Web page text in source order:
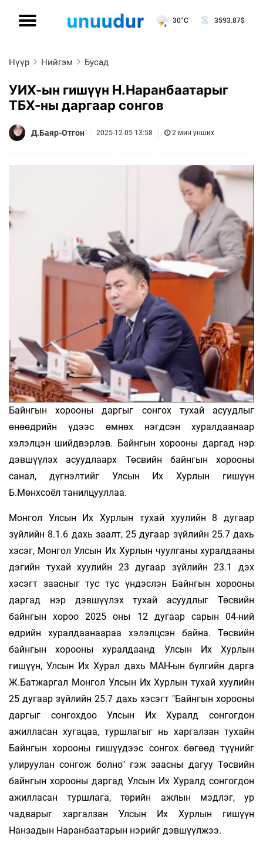
30°C 3593.87$
Нүүр Нийгэм Бусад
УИХ-ын гишүүн Н.Наранбаатарыг
ТБХ-ны даргаар сонгов
Д.Баяр-Отгон 2025-12-05 13:58 2 мин унших
Байнгын хорооны даргыг сонгох тухай асуудлыг
өнөөдрийн үдээс өмнөх нэгдсэн хуралдаанаар
хэлэлцэн шийдвэрлэв. Байнгын хорооны даргад нэр
дэвшүүлэх асуудлаарх Төсвийн байнгын хорооны
санал, дүгнэлтийг Улсын Их Хурлын гишүүн
Б.Мөнхсоёл танилцууллаа.
Монгол Улсын Их Хурлын тухай хуулийн 8 дугаар
зүйлийн 8.1.6 дахь заалт, 25 дугаар зүйлийн 25.7 дахь
хэсэг, Монгол Улсын Их Хурлын чуулганы хуралдааны
дэгийн тухай хуулийн 23 дугаар зүйлийн 23.1 дэх
хэсэгт заасныг тус тус үндэслэн Байнгын хорооны
даргад нэр дэвшүүлэх тухай асуудлыг Төсвийн
байнгын хороо 2025 оны 12 дугаар сарын 04-ний
өдрийн хуралдаанаараа хэлэлцсэн байна. Төсвийн
байнгын хорооны хуралдаанд Улсын Их Хурлын
гишүүн, Улсын Их Хурал дахь МАН-ын бүлгийн дарга
Ж.Батжаргал Монгол Улсын Их Хурлын тухай хуулийн
25 дугаар зүйлийн 25.7 дахь хэсэгт "Байнгын хорооны
даргыг сонгохдоо Улсын Их Хуралд сонгогдон
ажилласан хугацаа, туршлагыг нь харгалзан тухайн
Байнгын хорооны гишүүдээс сонгох бөгөөд түүнийг
улируулан сонгож болно" гэж заасны дагуу Төсвийн
байнгын хорооны даргад Улсын Их Хуралд сонгогдон
ажилласан туршлага, төрийн ажлын мэдлэг, ур
чадварыг харгалзан Улсын Их Хурлын гишүүн
Нанзадын Наранбаатарын нэрийг дэвшүүлжээ.